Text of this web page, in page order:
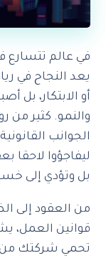
في عالم تتسارع
يعد النجاح في
أو الابتكار، بل
والنمو. كثير من
الجوانب
ليفاجؤوا لاحقا
بل وتؤدي إلى
من العقود إلى
قوانين العمل،
تحمي شركتك من